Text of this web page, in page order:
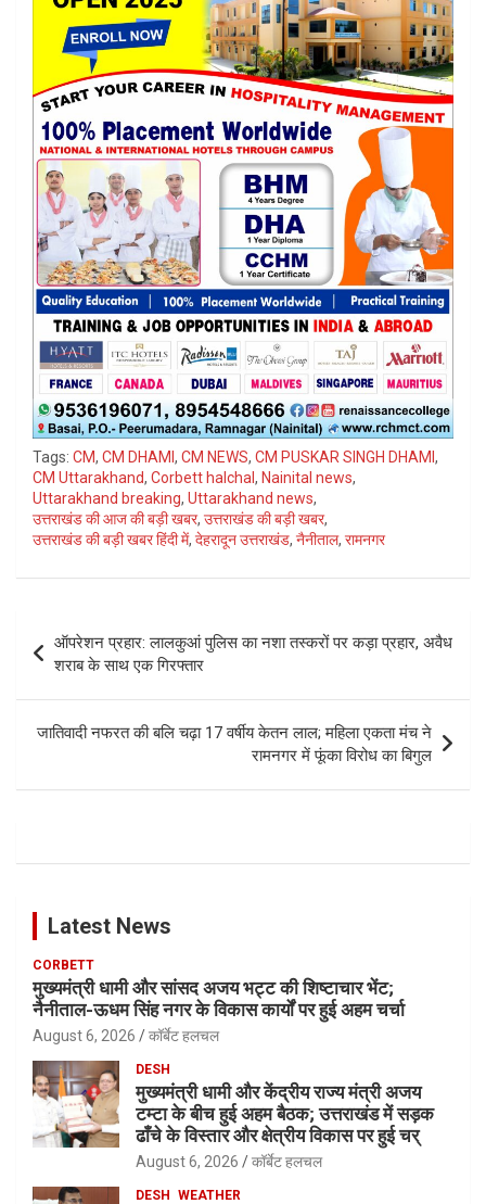
Tags: CM, CM DHAMI , CM NEWS, CM PUSKAR SINGH DHAMI ,
CM Uttarakhand, Corbett halchal , Nainital news,
Uttarakhand breaking, Uttarakhand news,
उत्तराखंड की आज की बड़ी खबर, उत्तराखंड की बड़ी खबर,
उत्तराखंड की बड़ी खबर हिंदी में, देहरादून उत्तराखंड, नैनीताल, रामनगर
Post
navigation
ऑपरेशन प्रहार: लालकुआं पुलिस का नशा तस्करों पर कड़ा प्रहार, अवैध
शराब के साथ एक गिरफ्तार
जातिवादी नफरत की बलि चढ़ा 17 वर्षीय केतन लाल; महिला एकता मंच ने
रामनगर में फूंका विरोध का बिगुल
Latest News
CORBETT
मुख्यमंत्री धामी और सांसद अजय भट्ट की शिष्टाचार भेंट;
नैनीताल-ऊधम सिंह नगर के विकास कार्यों पर हुई अहम चर्चा
August 6, 2026 कॉर्बेट हलचल
DESH
मुख्यमंत्री धामी और केंद्रीय राज्य मंत्री अजय
टम्टा के बीच हुई अहम बैठक; उत्तराखंड में सड़क
ढाँचे के विस्तार और क्षेत्रीय विकास पर हुई चर्
August 6, 2026 कॉर्बेट हलचल
DESH WEATHER